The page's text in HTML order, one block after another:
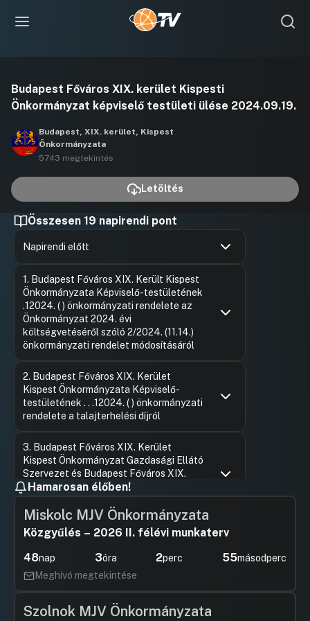
lejátszása
Budapest Főváros XIX. kerület Kispesti
Önkormányzat képviselő testületi ülése 2024.09.19.
Budapest, XIX. kerület, Kispest
Önkormányzata
5743 megtekintés
Letöltés
Összesen 19 napirendi pont
Napirendi előtt
1. Budapest Főváros XIX. Került Kispest
Önkormányzata Képviselő-testületének
.12024. ( ) önkormányzati rendelete az
Önkormányzat 2024. évi
költségvetéséről szóló 2/2024. (11.14.)
önkormányzati rendelet módosításáról
2. Budapest Főváros XIX. Kerület
Kispest Önkormányzata Képviselő-
testületének . . .12024. ( ) önkormányzati
rendelete a talajterhelési díjról
3. Budapest Főváros XIX. Kerület
Kispest Önkormányzat Gazdasági Ellátó
Szervezet és Budapest Főváros XIX.
Kerület Kispest Önkormányzata Kispesti
Uszoda alapító okiratának módosítása
HozzászólásokUgrás a napirendi pontra
4. Budapest Főváros XIX. Kerület
testületének . ./2024. ( ) önkormányzati
rendelete a tulajdonában álló
közterületek használatáról szóló
9/2013. (111.29.) önkormányzati rendelet
módosításáról
Hamarosan élőben!
Miskolc MJV Önkormányzata
Közgyűlés – 2026 II. félévi munkaterv
48nap 3óra 2perc 54másodperc
Meghívó megtekintése
Szolnok MJV Önkormányzata